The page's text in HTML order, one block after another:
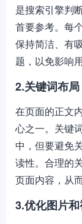
是搜索引擎判
首要参考。每
保持简洁、有
题，以免影响
2.关键词布局
在页面的正文
心之一。关键
中，但要避免
读性。合理的
页面内容，从
3.优化图片